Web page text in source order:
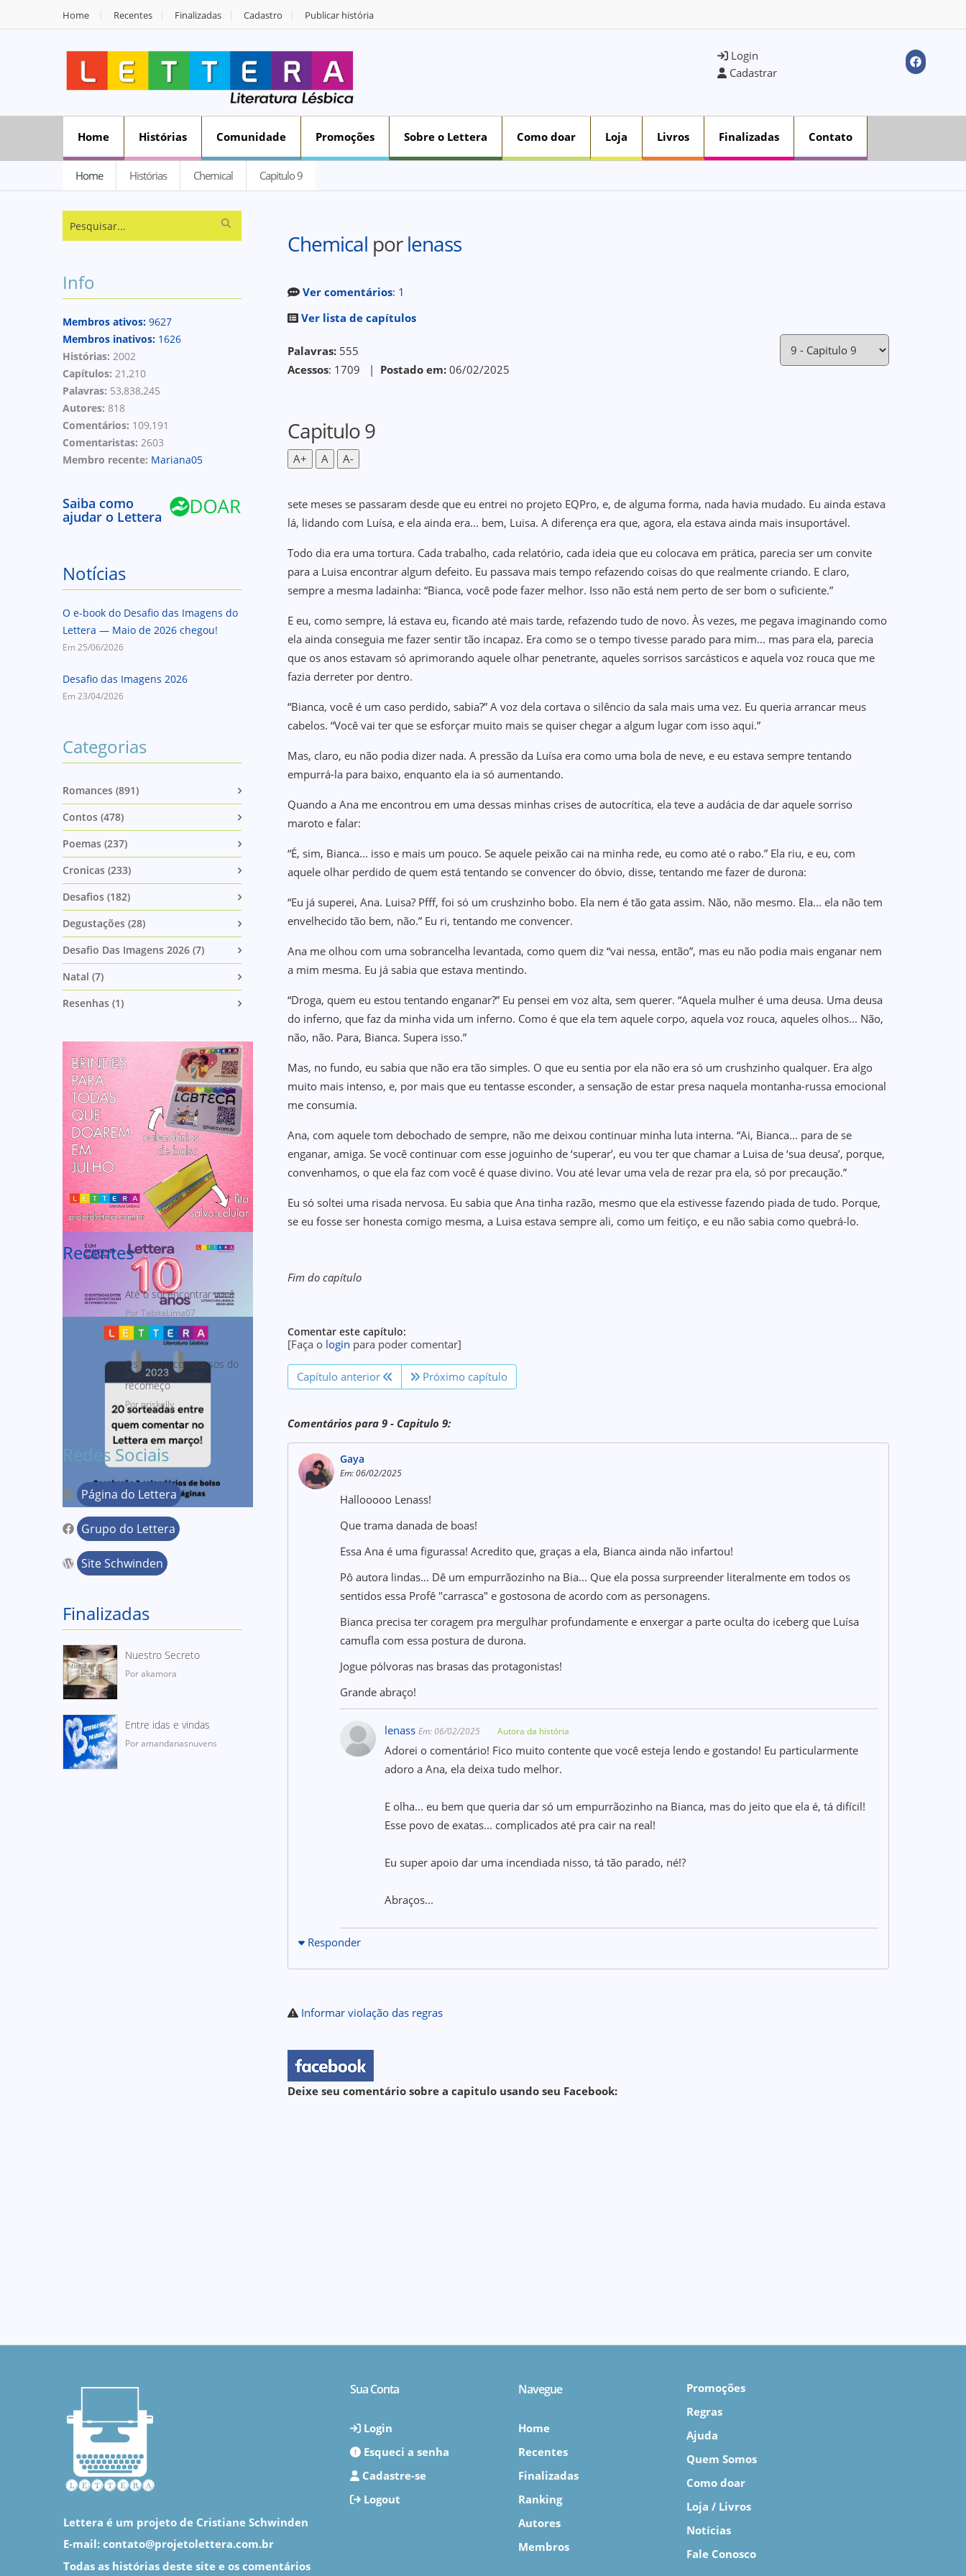
Home Recentes Finalizadas Cadastro Publicar história
Login
Cadastrar
Home Histórias Comunidade Promoções Sobre o Lettera Como doar Loja Livros Finalizadas Contato
Home Histórias Chemical Capitulo 9
Info
Membros ativos: 9627
Membros inativos: 1626
Histórias: 2002
Capítulos: 21,210
Palavras: 53,838,245
Autores: 818
Comentários: 109,191
Comentaristas: 2603
Membro recente: Mariana05
Saiba como
ajudar o Lettera
Notícias
O e-book do Desafio das Imagens do
Lettera — Maio de 2026 chegou!
Em 25/06/2026
Desafio das Imagens 2026
Em 23/04/2026
Categorias
Romances (891)
Contos (478)
Poemas (237)
Cronicas (233)
Desafios (182)
Degustações (28)
Desafio Das Imagens 2026 (7)
Natal (7)
Resenhas (1)
Recentes
Até o sol encontrar você
Por TabitaLima07
Os quatro compassos do
amor: O ritmo do
recomeço
Por priskelly
Redes Sociais
Página do Lettera
Grupo do Lettera
Site Schwinden
Finalizadas
Nuestro Secreto
Por akamora
Entre idas e vindas
Por amandanasnuvens
Chemical porlenass
Ver comentários: 1
Ver lista de capítulos
Palavras: 555
Acessos: 1709 | Postado em: 06/02/2025
Capitulo 9
A+ A A-
sete meses se passaram desde que eu entrei no projeto EQPro, e, de alguma forma, nada havia mudado. Eu ainda estava
lá, lidando com Luísa, e ela ainda era... bem, Luisa. A diferença era que, agora, ela estava ainda mais insuportável.
Todo dia era uma tortura. Cada trabalho, cada relatório, cada ideia que eu colocava em prática, parecia ser um convite
para a Luisa encontrar algum defeito. Eu passava mais tempo refazendo coisas do que realmente criando. E claro,
sempre a mesma ladainha: “Bianca, você pode fazer melhor. Isso não está nem perto de ser bom o suficiente.”
E eu, como sempre, lá estava eu, ficando até mais tarde, refazendo tudo de novo. Às vezes, me pegava imaginando como
ela ainda conseguia me fazer sentir tão incapaz. Era como se o tempo tivesse parado para mim... mas para ela, parecia
que os anos estavam só aprimorando aquele olhar penetrante, aqueles sorrisos sarcásticos e aquela voz rouca que me
fazia derreter por dentro.
“Bianca, você é um caso perdido, sabia?” A voz dela cortava o silêncio da sala mais uma vez. Eu queria arrancar meus
cabelos. “Você vai ter que se esforçar muito mais se quiser chegar a algum lugar com isso aqui.”
Mas, claro, eu não podia dizer nada. A pressão da Luísa era como uma bola de neve, e eu estava sempre tentando
empurrá-la para baixo, enquanto ela ia só aumentando.
Quando a Ana me encontrou em uma dessas minhas crises de autocrítica, ela teve a audácia de dar aquele sorriso
maroto e falar:
“É, sim, Bianca... isso e mais um pouco. Se aquele peixão cai na minha rede, eu como até o rabo.” Ela riu, e eu, com
aquele olhar perdido de quem está tentando se convencer do óbvio, disse, tentando me fazer de durona:
“Eu já superei, Ana. Luisa? Pfff, foi só um crushzinho bobo. Ela nem é tão gata assim. Não, não mesmo. Ela... ela não tem
envelhecido tão bem, não.” Eu ri, tentando me convencer.
Ana me olhou com uma sobrancelha levantada, como quem diz “vai nessa, então”, mas eu não podia mais enganar nem
a mim mesma. Eu já sabia que estava mentindo.
“Droga, quem eu estou tentando enganar?” Eu pensei em voz alta, sem querer. “Aquela mulher é uma deusa. Uma deusa
do inferno, que faz da minha vida um inferno. Como é que ela tem aquele corpo, aquela voz rouca, aqueles olhos... Não,
não, não. Para, Bianca. Supera isso.”
Mas, no fundo, eu sabia que não era tão simples. O que eu sentia por ela não era só um crushzinho qualquer. Era algo
muito mais intenso, e, por mais que eu tentasse esconder, a sensação de estar presa naquela montanha-russa emocional
me consumia.
Ana, com aquele tom debochado de sempre, não me deixou continuar minha luta interna. “Ai, Bianca... para de se
enganar, amiga. Se você continuar com esse joguinho de ‘superar’, eu vou ter que chamar a Luisa de ‘sua deusa’, porque,
convenhamos, o que ela faz com você é quase divino. Vou até levar uma vela de rezar pra ela, só por precaução.”
Eu só soltei uma risada nervosa. Eu sabia que Ana tinha razão, mesmo que ela estivesse fazendo piada de tudo. Porque,
se eu fosse ser honesta comigo mesma, a Luisa estava sempre ali, como um feitiço, e eu não sabia como quebrá-lo.
Fim do capítulo
Comentar este capítulo:
[Faça o login para poder comentar]
Capítulo anterior Próximo capítulo
Comentários para 9 - Capitulo 9:
Gaya
Em: 06/02/2025
Hallooooo Lenass!
Que trama danada de boas!
Essa Ana é uma figurassa! Acredito que, graças a ela, Bianca ainda não infartou!
Pô autora lindas... Dê um empurrãozinho na Bia... Que ela possa surpreender literalmente em todos os
sentidos essa Profê "carrasca" e gostosona de acordo com as personagens.
Bianca precisa ter coragem pra mergulhar profundamente e enxergar a parte oculta do iceberg que Luísa
camufla com essa postura de durona.
Jogue pólvoras nas brasas das protagonistas!
Grande abraço!
lenass Em: 06/02/2025 Autora da história
Adorei o comentário! Fico muito contente que você esteja lendo e gostando! Eu particularmente
adoro a Ana, ela deixa tudo melhor.
E olha... eu bem que queria dar só um empurrãozinho na Bianca, mas do jeito que ela é, tá difícil!
Esse povo de exatas... complicados até pra cair na real!
Eu super apoio dar uma incendiada nisso, tá tão parado, né!?
Abraços...
Responder
Informar violação das regras
Deixe seu comentário sobre a capitulo usando seu Facebook:
Lettera é um projeto de Cristiane Schwinden
E-mail: contato@projetolettera.com.br
Todas as histórias deste site e os comentários
Sua Conta
Login
Esqueci a senha
Cadastre-se
Logout
Navegue
Home
Recentes
Finalizadas
Ranking
Autores
Membros
Promoções
Regras
Ajuda
Quem Somos
Como doar
Loja / Livros
Notícias
Fale Conosco